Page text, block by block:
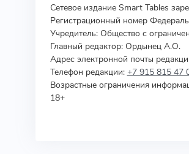
Сетевое издание Smart Tables
Регистрационный номер
Учредитель: Общество с
Главный редактор: Ордынец А.О.
Адрес электронной почты
Телефон редакции: +7 915 815 47
Возрастные ограничения
18+